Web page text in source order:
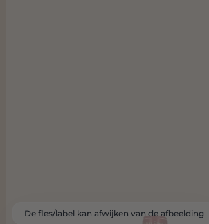
De fles/label kan afwijken van de afbeelding